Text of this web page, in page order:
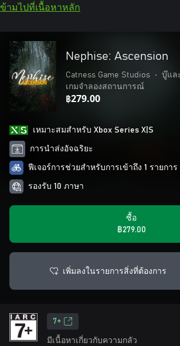
ข้ามไปที่เนื้อหาหลัก
Nephise: Ascension
Catness Game Studios • บู๊แล
เกมจำลองสถานการณ์
฿279.00
เหมาะสมสําหรับ Xbox Series X|S
การนำส่งอัจฉริยะ
ฟีเจอร์การช่วยสำหรับการเข้าถึง 1 รายการ
รองรับ 10 ภาษา
ซื้อ
฿279.00
เพิ่มลงในรายการสิ่งที่ต้องการ
7+
มีเนื้อหาเกี่ยวกับความกลัว